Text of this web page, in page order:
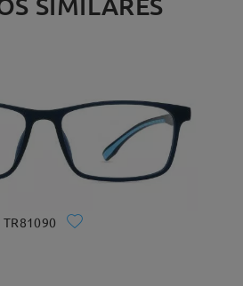
TR81090